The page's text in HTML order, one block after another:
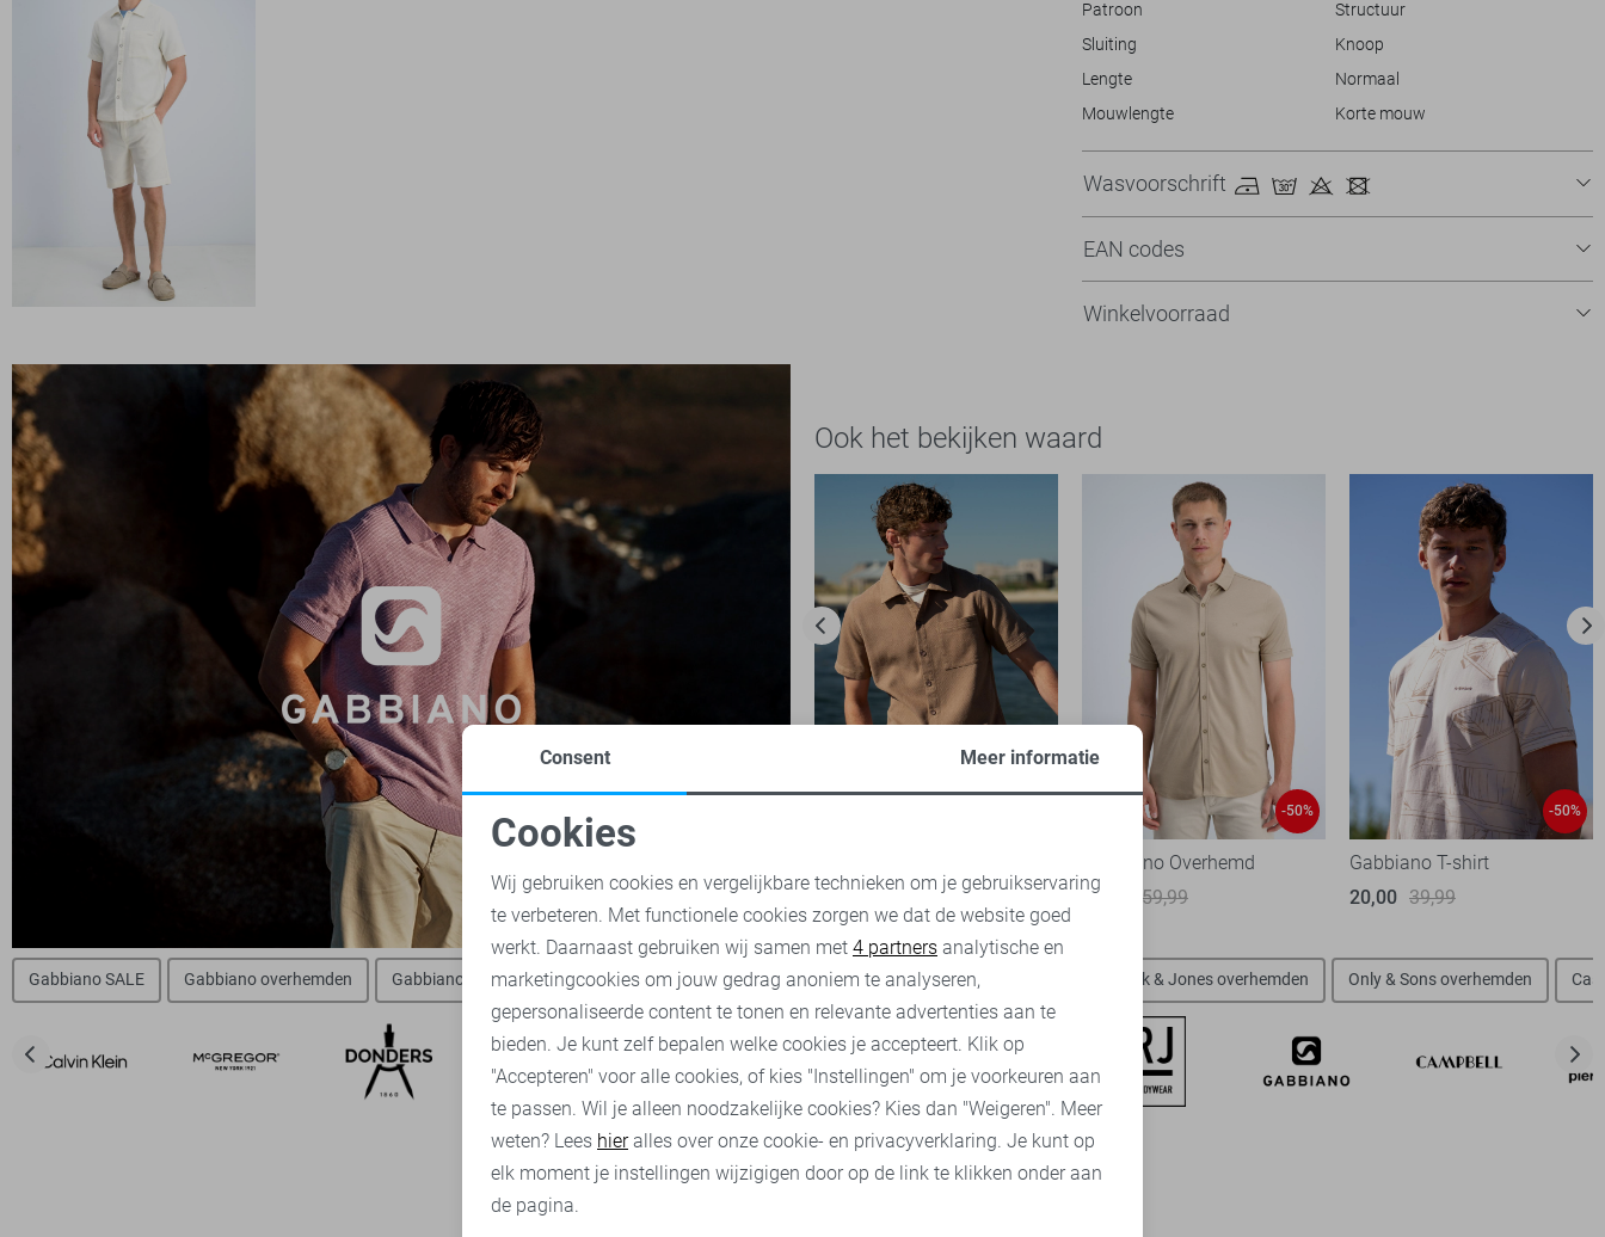
Patroon
Structuur
Sluiting
Knoop
Lengte
Normaal
Mouwlengte
Korte mouw
Wasvoorschrift
EAN codes
Winkelvoorraad
Ook het bekijken waard
35,00
69,99
-50%
Gabbiano Overhemd
30,00
59,99
-50%
Gabbiano T-shirt
20,00 39,99
Gabbiano SALE Gabbiano overhemden Gabbiano t-shirts Gabbiano polo`s Gabbiano broeken Gabbiano korte broeken Jack & Jones overhemden Only & Sons overhemden
Noodzakelijke cookies
Analytische cookies Marketing cookies
Consent Meer informatie
Cookies
Wij gebruiken cookies en vergelijkbare technieken om je gebruikservaring
te verbeteren. Met functionele cookies zorgen we dat de website goed
werkt. Daarnaast gebruiken wij samen met 4 partners analytische en
marketingcookies om jouw gedrag anoniem te analyseren,
gepersonaliseerde content te tonen en relevante advertenties aan te
bieden. Je kunt zelf bepalen welke cookies je accepteert. Klik op
"Accepteren" voor alle cookies, of kies "Instellingen" om je voorkeuren aan
te passen. Wil je alleen noodzakelijke cookies? Kies dan "Weigeren". Meer
weten? Lees hieralles over onze cookie- en privacyverklaring. Je kunt op
elk moment je instellingen wijzigigen door op de link te klikken onder aan
de pagina.